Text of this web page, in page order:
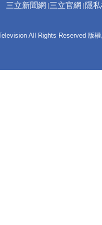
三立新聞網 三立官網 隱
All Rights Reserved 版